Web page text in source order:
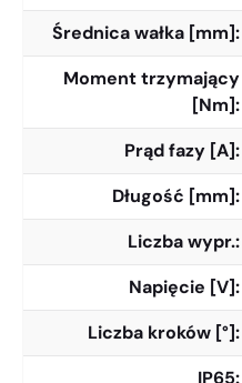
Średnica wałka [mm]
Moment trzymający
[Nm]
Prąd fazy [A]
Długość [mm]
Liczba wypr.
Napięcie [V]
Liczba kroków [°]
IP65